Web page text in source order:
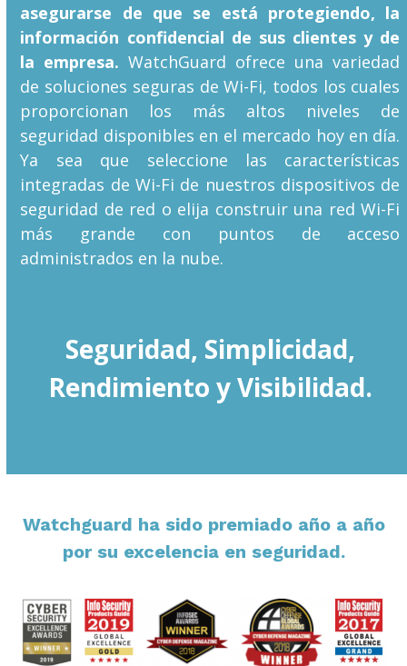
asegurarse de que se está protegiendo, la
información confidencial de sus clientes y de
la empresa. WatchGuard ofrece una variedad
de soluciones seguras de Wi-Fi, todos los cuales
proporcionan los más altos niveles de
seguridad disponibles en el mercado hoy en día.
Ya sea que seleccione las características
integradas de Wi-Fi de nuestros dispositivos de
seguridad de red o elija construir una red Wi-Fi
más grande con puntos de acceso
administrados en la nube.
Seguridad, Simplicidad,
Rendimiento y Visibilidad.
Watchguard ha sido premiado año a año
por su excelencia en seguridad.